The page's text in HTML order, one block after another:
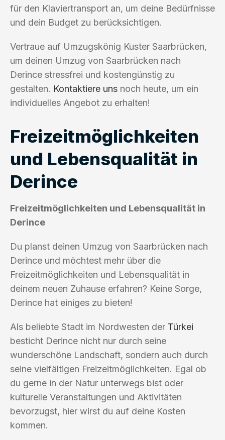
für den Klaviertransport an, um deine Bedürfnisse
und dein Budget zu berücksichtigen.
Vertraue auf Umzugskönig Kuster Saarbrücken,
um deinen Umzug von Saarbrücken nach
Derince stressfrei und kostengünstig zu
gestalten. Kontaktiere uns noch heute, um ein
individuelles Angebot zu erhalten!
Freizeitmöglichkeiten
und Lebensqualität in
Derince
Freizeitmöglichkeiten und Lebensqualität in
Derince
Du planst deinen Umzug von Saarbrücken nach
Derince und möchtest mehr über die
Freizeitmöglichkeiten und Lebensqualität in
deinem neuen Zuhause erfahren? Keine Sorge,
Derince hat einiges zu bieten!
Als beliebte Stadt im Nordwesten der Türkei
besticht Derince nicht nur durch seine
wunderschöne Landschaft, sondern auch durch
seine vielfältigen Freizeitmöglichkeiten. Egal ob
du gerne in der Natur unterwegs bist oder
kulturelle Veranstaltungen und Aktivitäten
bevorzugst, hier wirst du auf deine Kosten
kommen.